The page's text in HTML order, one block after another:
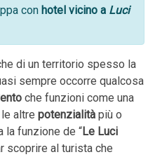
con hotel vicino a Luci
di un territorio spesso la
sempre occorre qualcosa
che funzioni come una
altre potenzialità più o
la funzione de “Le Luci
scoprire al turista che